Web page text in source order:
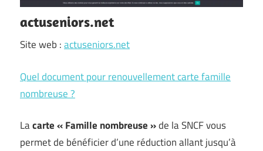
actuseniors.net
Site web :actuseniors.net
Quel document pour renouvellement carte famille
nombreuse ?
Lacarte « Famille nombreuse »de la SNCF vous
permet de bénéficier d’une réduction allant jusqu’à